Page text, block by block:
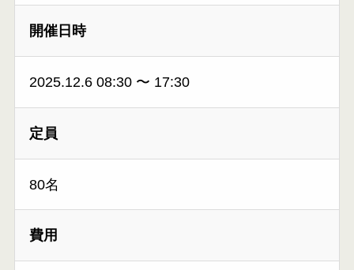
開催日時
2025.12.6 08:30〜 17:30
定員
80名
費用